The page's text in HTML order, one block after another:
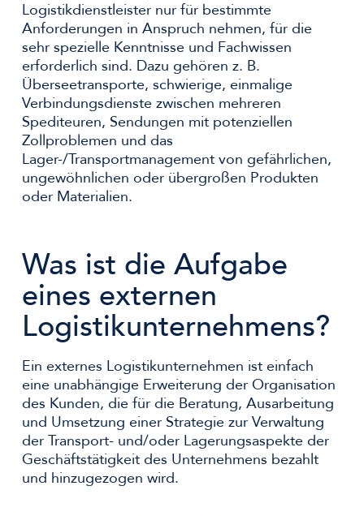
Logistikdienstleister nur für bestimmte
Anforderungen in Anspruch nehmen, für die
sehr spezielle Kenntnisse und Fachwissen
erforderlich sind. Dazu gehören z. B.
Überseetransporte, schwierige, einmalige
Verbindungsdienste zwischen mehreren
Spediteuren, Sendungen mit potenziellen
Zollproblemen und das
Lager-/Transportmanagement von gefährlichen,
ungewöhnlichen oder übergroßen Produkten
oder Materialien.
Was ist die Aufgabe
eines externen
Logistikunternehmens?
Ein externes Logistikunternehmen ist einfach
eine unabhängige Erweiterung der Organisation
des Kunden, die für die Beratung, Ausarbeitung
und Umsetzung einer Strategie zur Verwaltung
der Transport- und/oder Lagerungsaspekte der
Geschäftstätigkeit des Unternehmens bezahlt
und hinzugezogen wird.